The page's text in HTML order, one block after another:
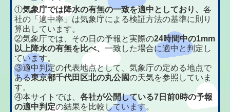
①気象庁では降水の有無の一致を適中としており、各
社の「適中率」は気象庁による検証方法の基準に則り
算出しています。
②気象庁では、その日の予報と実際の24時間中の1mm
以上降水の有無を比べ、一致した場合に適中と判定し
ています。
③適中判定の代表地点として、気象庁の定める地点で
ある東京都千代田区北の丸公園の天気を参照していま
す。
④本サイトでは、各社が公開している7日前0時の予報
の適中判定の結果を比較しています。